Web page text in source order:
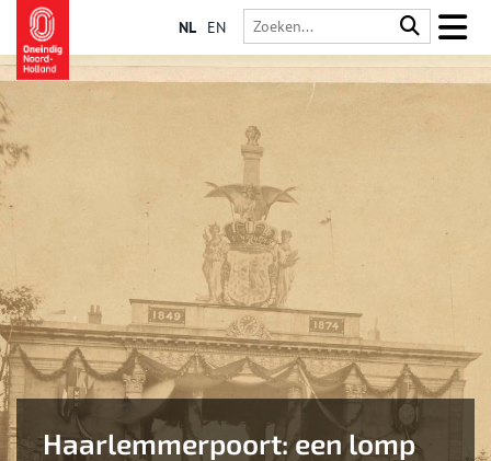
NL EN
Haarlemmerpoort: een lomp